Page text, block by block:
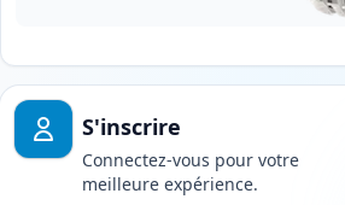
S'inscrire
Connectez-vous pour votre
meilleure expérience.